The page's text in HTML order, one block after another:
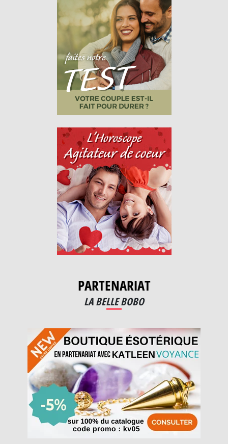
PARTENARIAT
LA BELLE BOBO